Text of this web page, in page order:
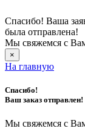
Спасибо! Ваша
была отправлена!
Мы свяжемся с
×
На главную
Спасибо!
Ваш заказ отправлен!
Мы свяжемся с